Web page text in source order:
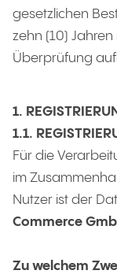
gesetzlichen
zehn (10)
Überprüfung
1.
1.1.
Für die
im
Nutzer ist der
Commerce
Zu welchem